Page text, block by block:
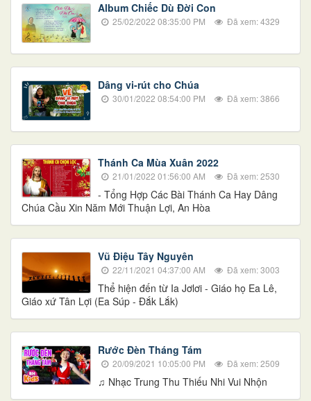
Album Chiếc Dù Đời Con
25/02/2022 08:35:00 PM Đã xem: 4329
Dâng vi-rút cho Chúa
30/01/2022 08:54:00 PM Đã xem: 3866
Thánh Ca Mùa Xuân 2022
21/01/2022 01:56:00 AM Đã xem: 2530
- Tổng Hợp Các Bài Thánh Ca Hay Dâng
Chúa Cầu Xin Năm Mới Thuận Lợi, An Hòa
Vũ Điệu Tây Nguyên
22/11/2021 04:37:00 AM Đã xem: 3003
Thể hiện đến từ Ia Jơlơi - Giáo họ Ea Lê,
Giáo xứ Tân Lợi (Ea Súp - Đắk Lắk)
Rước Đèn Tháng Tám
20/09/2021 10:05:00 PM Đã xem: 2509
♫ Nhạc Trung Thu Thiếu Nhi Vui Nhộn